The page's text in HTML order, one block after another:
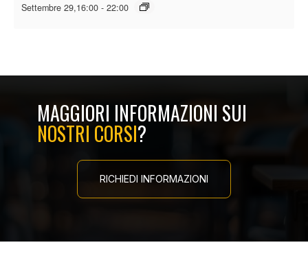
Settembre 29,16:00 - 22:00
MAGGIORI INFORMAZIONI SUI
NOSTRI CORSI?
RICHIEDI INFORMAZIONI